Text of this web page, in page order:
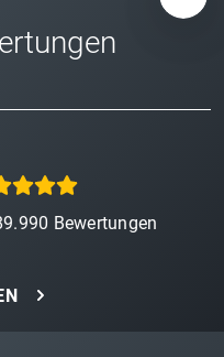
Bewertungen